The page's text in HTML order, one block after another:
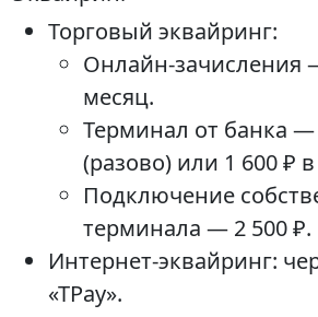
Торговый эквайринг:
Онлайн-зачисления
месяц.
Терминал от банка —
(разово) или 1 600 ₽
Подключение
терминала — 2 500 ₽.
Интернет-эквайринг:
«ТPay».